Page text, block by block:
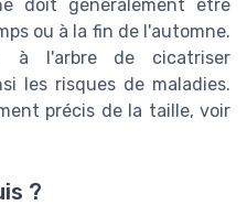
doit généralement être
ou à la fin de l'automne.
à l'arbre de cicatriser
les risques de maladies.
précis de la taille, voir
?